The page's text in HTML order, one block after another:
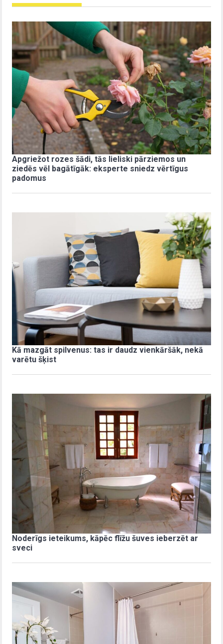
Apgriežot rozes šādi, tās lieliski pārziemos un
ziedēs vēl bagātīgāk: eksperte sniedz vērtīgus
padomus
Kā mazgāt spilvenus: tas ir daudz vienkāršāk, nekā
varētu šķist
Noderīgs ieteikums, kāpēc flīžu šuves ieberzēt ar
sveci